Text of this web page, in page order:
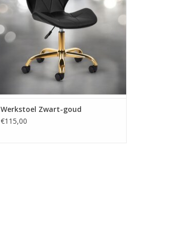
Snelle levering en lage verzendkosten.
Veilig betalen met iDeal!
TOEVOEGEN AAN WINKELWAGEN
Werkstoel Zwart-goud
€115,00